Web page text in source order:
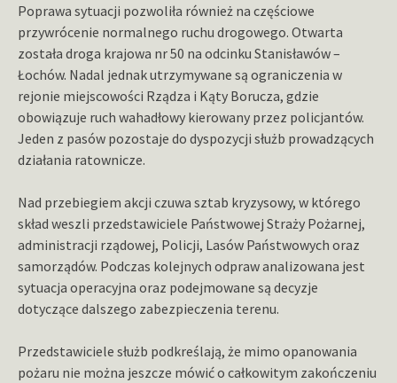
Poprawa sytuacji pozwoliła również na częściowe
przywrócenie normalnego ruchu drogowego. Otwarta
została droga krajowa nr 50 na odcinku Stanisławów –
Łochów. Nadal jednak utrzymywane są ograniczenia w
rejonie miejscowości Rządza i Kąty Borucza, gdzie
obowiązuje ruch wahadłowy kierowany przez policjantów.
Jeden z pasów pozostaje do dyspozycji służb prowadzących
działania ratownicze.
Nad przebiegiem akcji czuwa sztab kryzysowy, w którego
skład weszli przedstawiciele Państwowej Straży Pożarnej,
administracji rządowej, Policji, Lasów Państwowych oraz
samorządów. Podczas kolejnych odpraw analizowana jest
sytuacja operacyjna oraz podejmowane są decyzje
dotyczące dalszego zabezpieczenia terenu.
Przedstawiciele służb podkreślają, że mimo opanowania
pożaru nie można jeszcze mówić o całkowitym zakończeniu